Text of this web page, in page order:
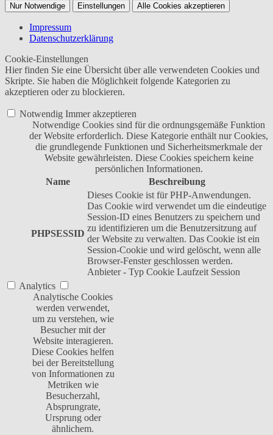
Nur Notwendige Einstellungen Alle Cookies akzeptieren
Impressum
Datenschutzerklärung
Cookie-Einstellungen
Hier finden Sie eine Übersicht über alle verwendeten Cookies und
Skripte. Sie haben die Möglichkeit folgende Kategorien zu
akzeptieren oder zu blockieren.
Notwendig Immer akzeptieren
Notwendige Cookies sind für die ordnungsgemäße Funktion
der Website erforderlich. Diese Kategorie enthält nur Cookies,
die grundlegende Funktionen und Sicherheitsmerkmale der
Website gewährleisten. Diese Cookies speichern keine
persönlichen Informationen.
Name
Beschreibung
PHPSESSID
Dieses Cookie ist für PHP-Anwendungen.
Das Cookie wird verwendet um die eindeutige
Session-ID eines Benutzers zu speichern und
zu identifizieren um die Benutzersitzung auf
der Website zu verwalten. Das Cookie ist ein
Session-Cookie und wird gelöscht, wenn alle
Browser-Fenster geschlossen werden.
Anbieter - Typ Cookie Laufzeit Session
Analytics
Analytische Cookies
werden verwendet,
um zu verstehen, wie
Besucher mit der
Website interagieren.
Diese Cookies helfen
bei der Bereitstellung
von Informationen zu
Metriken wie
Besucherzahl,
Absprungrate,
Ursprung oder
ähnlichem.